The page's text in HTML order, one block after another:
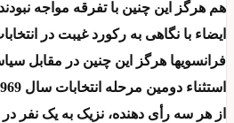
هم هرگز این چنین با تفرقه مواجه
فرانسویها هرگز این چنین در مقابل
از هر سه رأی دهنده، نزیک به یک نفر